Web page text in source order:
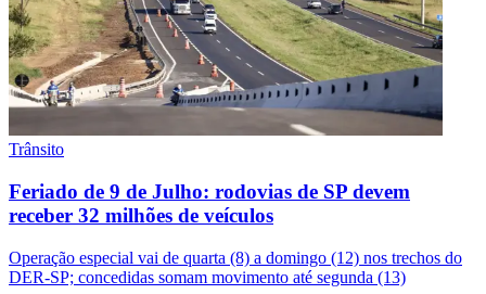
Trânsito
Feriado de 9 de Julho: rodovias de SP devem
receber 32 milhões de veículos
Operação especial vai de quarta (8) a domingo (12) nos trechos do
DER-SP; concedidas somam movimento até segunda (13)